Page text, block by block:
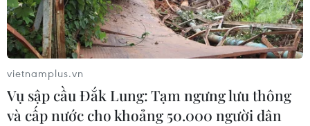
vietnamplus.vn
Vụ sập cầu Đắk Lung: Tạm ngưng lưu thông
và cấp nước cho khoảng 50.000 người dân